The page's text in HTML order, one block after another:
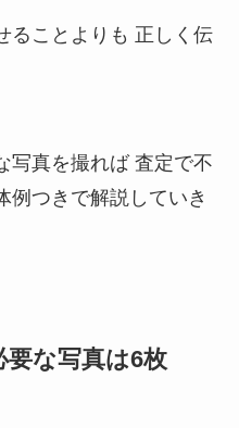
ることよりも 正しく伝
写真を撮れば 査定で不
例つきで解説していき
な写真は6枚